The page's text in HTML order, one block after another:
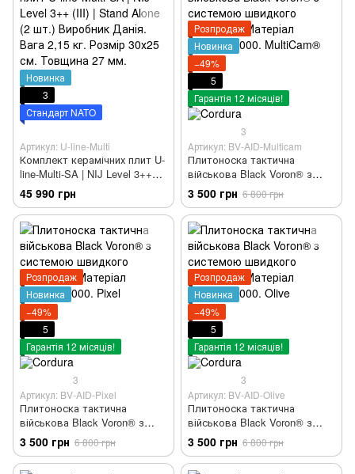
Новинка
3
Стандарт NATO
Артикул: U-line-Multi
Комплект керамічних плит U-
line-Multi-SA | NIJ Level 3++
(III) | Stand Alone (2 шт.)
Виробник Данія. Вага 2,15 кг.
Розмір 30х25 см. Товщина 27
мм.
45 990 грн
Розпродаж
Новинка
−49%
5
Гарантія 12 місяців!
3
Артикул: BV-AID-Multicam
Плитоноска тактична
військова Black Voron® з
системою швидкого
скидання. Матеріал Cordura-
1000. MultiCam®
3 500 грн 6 800 грн
Розпродаж
Новинка
−49%
5
Гарантія 12 місяців!
3
Артикул: BV-AID-Pixel
Плитоноска тактична
військова Black Voron® з
системою швидкого
скидання. Матеріал Cordura-
1000. Pixel
3 500 грн 6 800 грн
Розпродаж
Новинка
−49%
5
Гарантія 12 місяців!
3
Артикул: BV-AID-Olive
Плитоноска тактична
військова Black Voron® з
системою швидкого
скидання. Матеріал Cordura-
1000. Olive
3 500 грн 6 800 грн